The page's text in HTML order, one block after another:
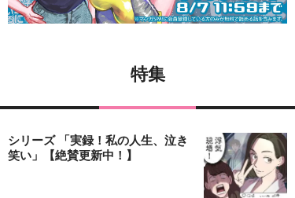
特集
シリーズ 「実録！私の人生、泣き
笑い」【絶賛更新中！】